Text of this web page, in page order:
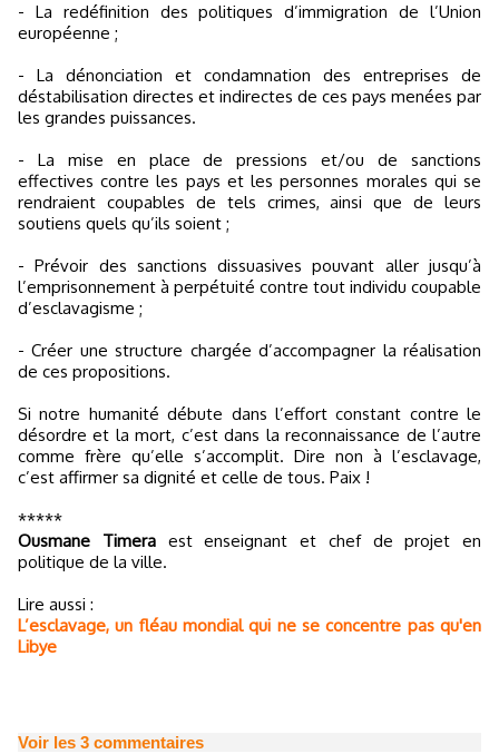
- La redéfinition des politiques d’immigration de l’Union
européenne ;
- La dénonciation et condamnation des entreprises de
déstabilisation directes et indirectes de ces pays menées par
les grandes puissances.
- La mise en place de pressions et/ou de sanctions
effectives contre les pays et les personnes morales qui se
rendraient coupables de tels crimes, ainsi que de leurs
soutiens quels qu’ils soient ;
- Prévoir des sanctions dissuasives pouvant aller jusqu’à
l’emprisonnement à perpétuité contre tout individu coupable
d’esclavagisme ;
- Créer une structure chargée d’accompagner la réalisation
de ces propositions.
Si notre humanité débute dans l’effort constant contre le
désordre et la mort, c’est dans la reconnaissance de l’autre
comme frère qu’elle s’accomplit. Dire non à l’esclavage,
c’est affirmer sa dignité et celle de tous. Paix !
*****
Ousmane Timeraest enseignant et chef de projet en
politique de la ville.
Lire aussi :
L’esclavage, un fléau mondial qui ne se concentre pas qu'en
Libye
Voir les 3 commentaires